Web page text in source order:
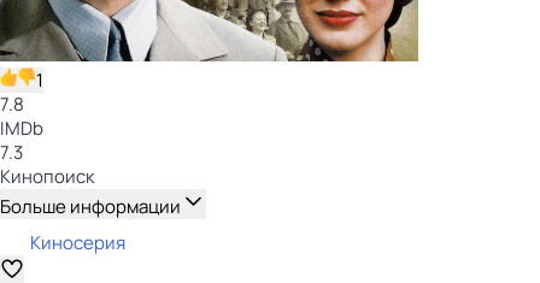
1
7.8
IMDb
7.3
Кинопоиск
Больше информации
Киносерия